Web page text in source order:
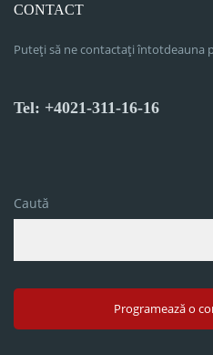
CONTACT
Puteți să ne contactați întotdeauna
Tel: +4021-311-16-16
Caută
Programează o